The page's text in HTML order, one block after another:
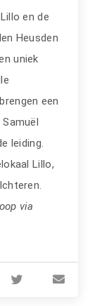
en de
Heusden
uniek
een
leiding.
Lillo,
via